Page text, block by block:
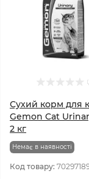
Сухий корм для
Gemon Cat
2 кг
Немає в наявності
Код товару: